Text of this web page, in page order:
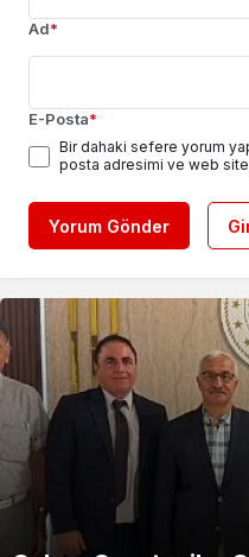
Ad*
E-Posta*
Bir dahaki sefere yorum
posta adresimi ve web site
Yorum Gönder
Saadet Partisi